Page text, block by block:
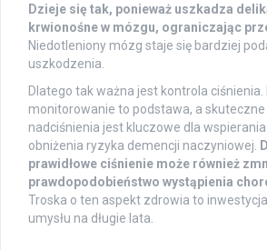
Dzieje się tak, ponieważ uszkadza
krwionośne w mózgu, ograniczając
Niedotleniony mózg staje się bardziej
uszkodzenia.
Dlatego tak ważna jest kontrola ciśnienia.
monitorowanie to podstawa, a
nadciśnienia jest kluczowe dla
obniżenia ryzyka demencji naczyniowej.
prawidłowe ciśnienie może również
prawdopodobieństwo wystąpienia
Troska o ten aspekt zdrowia to
umysłu na długie lata.